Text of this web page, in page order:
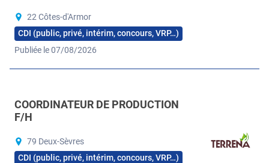
22 Côtes-d'Armor
CDI (public, privé, intérim, concours, VRP…)
Publiée le 07/08/2026
COORDINATEUR DE PRODUCTION
F/H
79 Deux-Sèvres
CDI (public, privé, intérim, concours, VRP…)